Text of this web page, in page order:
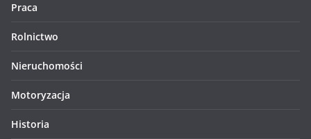
Praca
Rolnictwo
Nieruchomości
Motoryzacja
Historia